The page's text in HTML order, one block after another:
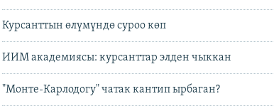
Курсанттын өлүмүндө суроо көп
ИИМ академиясы: курсанттар элден чыккан
"Монте-Карлодогу" чатак кантип ырбаган?